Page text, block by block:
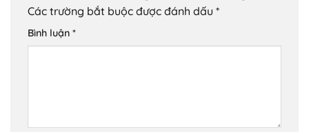
Các trường bắt buộc được đánh dấu *
Bình luận *